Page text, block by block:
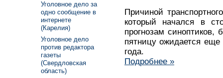
Причиной
который начался в
прогнозам
пятницу ожидается
года.
Подробнее »
Уголовное дело за
одно сообщение в
интернете
(Карелия)
Уголовное дело
против редактора
газеты
(Свердловская
область)